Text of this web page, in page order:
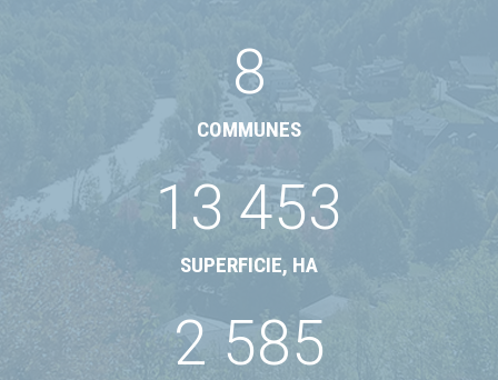
8
COMMUNES
13 453
SUPERFICIE, HA
2 585